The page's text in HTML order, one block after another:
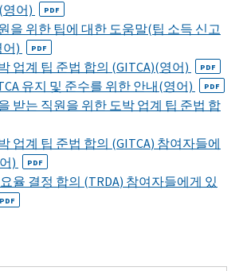
어)
PDF
을 위한 팁에 대한 도움말(팁 소득 신고
)
PDF
업계 팁 준법 합의 (GITCA)(영어) PDF
유지 및 준수를 위한 안내(영어) PDF
받는 직원을 위한 도박 업계 팁 준법 합
업계 팁 준법 합의 (GITCA) 참여자들에
)
PDF
율 결정 합의 (TRDA) 참여자들에게 있
PDF